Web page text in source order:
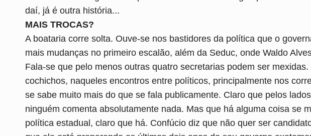
daí, já é outra história...
MAIS TROCAS?
A boataria corre solta. Ouve-se nos bastidores da política que o
mais mudanças no primeiro escalão, além da Seduc, onde Waldo
Fala-se que pelo menos outras quatro secretarias podem ser
cochichos, naqueles encontros entre políticos, principalmente nos
se sabe muito mais do que se fala publicamente. Claro que pelos
ninguém comenta absolutamente nada. Mas que há alguma coisa se
política estadual, claro que há. Confúcio diz que não quer ser